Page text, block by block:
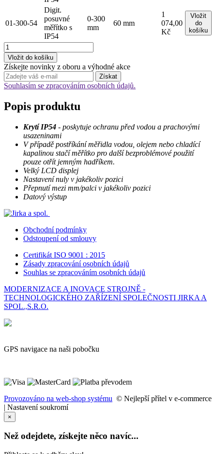
01-300-54
Digit.
posuvné
měřítko s
IP54
0-300
mm
60 mm
1
074,00
Kč
Vložit
do
košíku
Získejte novinky z oboru a výhodné akce
Souhlasím se zpracováním osobních údajů.
Popis produktu
Krytí IP54 - poskytuje ochranu před vodou a prachovými
usazeninami
V případě postříkání měřidla vodou, olejem nebo chladící
kapalinou stačí měřítko pro další bezproblémové použití
pouze otřít jemným hadříkem.
Velký LCD displej
Nastavení nuly v jakékoliv pozici
Přepnutí mezi mm/palci v jakékoliv pozici
Datový výstup
Obchodní podmínky
Odstoupení od smlouvy
Certifikát ISO 9001 : 2015
Zásady zpracování osobních údajů
Souhlas se zpracováním osobních údajů
MODERNIZACE A INOVACE STROJNĚ -
TECHNOLOGICKÉHO ZAŘÍZENÍ SPOLEČNOSTI JIRKA A
SPOL.,S.R.O.
GPS navigace na naši pobočku
Provozováno na web-shop systému © Nejlepší přítel v e-commerce
| Nastavení soukromí
×
Než odejdete, získejte něco navíc...